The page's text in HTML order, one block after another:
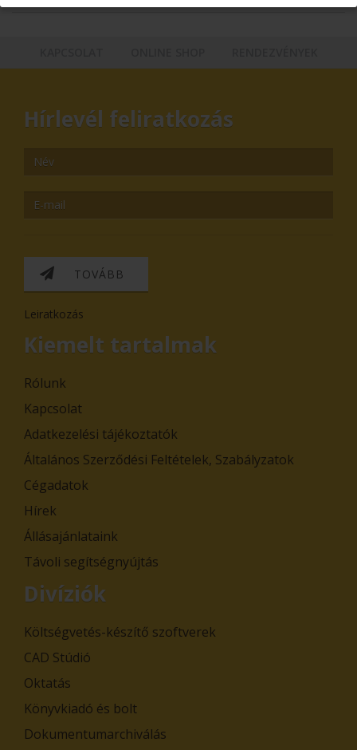
Hírlevél feliratkozás
TOVÁBB
Leiratkozás
Kiemelt tartalmak
Rólunk
Kapcsolat
Adatkezelési tájékoztatók
Általános Szerződési Feltételek, Szabályzatok
Cégadatok
Hírek
Állásajánlataink
Távoli segítségnyújtás
Divíziók
Költségvetés-készítő szoftverek
CAD Stúdió
Oktatás
Könyvkiadó és bolt
Dokumentumarchiválás